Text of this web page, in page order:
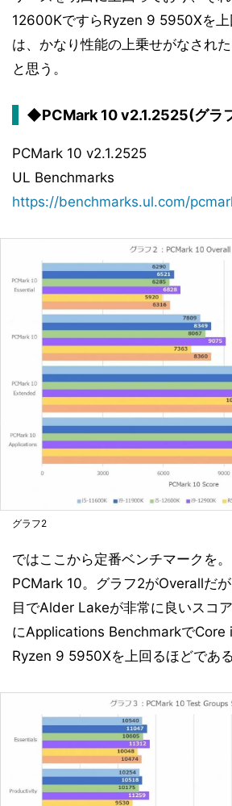
12600KですらRyzen 9 5950Xを上
は、かなり性能の上乗せがなされ
と思う。
◆PCMark 10 v2.1.2525(グラ
PCMark 10 v2.1.2525
UL Benchmarks
https://benchmarks.ul.com/
グラフ2
ではここから定番ベンチマークを
PCMark 10。グラフ2がOverallだ
目でAlder Lakeが非常に良いスコ
にApplications BenchmarkでCore
Ryzen 9 5950Xを上回るほどである